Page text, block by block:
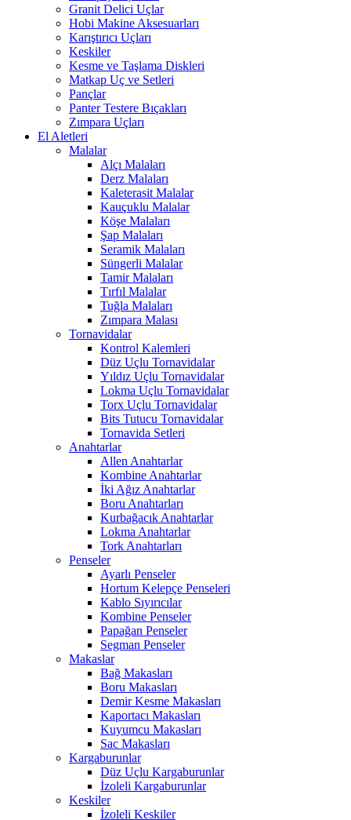
Granit Delici Uçlar
Hobi Makine Aksesuarları
Karıştırıcı Uçları
Keskiler
Kesme ve Taşlama Diskleri
Matkap Uç ve Setleri
Pançlar
Panter Testere Bıçakları
Zımpara Uçları
El Aletleri
Malalar
Alçı Malaları
Derz Malaları
Kaleterasit Malalar
Kauçuklu Malalar
Köşe Malaları
Şap Malaları
Seramik Malaları
Süngerli Malalar
Tamir Malaları
Tırfıl Malalar
Tuğla Malaları
Zımpara Malası
Tornavidalar
Kontrol Kalemleri
Düz Uçlu Tornavidalar
Yıldız Uçlu Tornavidalar
Lokma Uçlu Tornavidalar
Torx Uçlu Tornavidalar
Bits Tutucu Tornavidalar
Tornavida Setleri
Anahtarlar
Allen Anahtarlar
Kombine Anahtarlar
İki Ağız Anahtarlar
Boru Anahtarları
Kurbağacık Anahtarlar
Lokma Anahtarlar
Tork Anahtarları
Penseler
Ayarlı Penseler
Hortum Kelepçe Penseleri
Kablo Sıyırıcılar
Kombine Penseler
Papağan Penseler
Segman Penseler
Makaslar
Bağ Makasları
Boru Makasları
Demir Kesme Makasları
Kaportacı Makasları
Kuyumcu Makasları
Sac Makasları
Kargaburunlar
Düz Uçlu Kargaburunlar
İzoleli Kargaburunlar
Keskiler
İzoleli Keskiler